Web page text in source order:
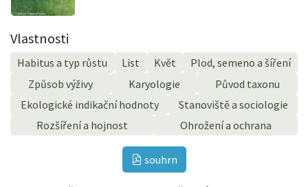
Vlastnosti
Habitus a typ růstu List Květ
Plod, semeno a šíření
Způsob výživy
Karyologie
Původ taxonu
Ekologické indikační hodnoty
Stanoviště a sociologie
Rozšíření a hojnost
Ohrožení a ochrana
souhrn